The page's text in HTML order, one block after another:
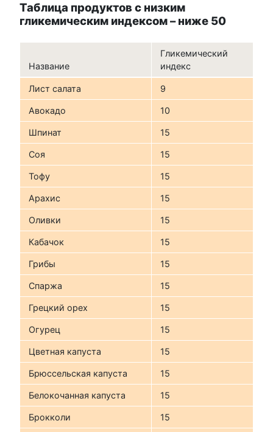
Таблица продуктов с низким
гликемическим индексом – ниже 50
Название
Гликемический
индекс
Лист салата 9
Авокадо 10
Шпинат 15
Соя 15
Тофу 15
Арахис 15
Оливки 15
Кабачок 15
Грибы 15
Спаржа 15
Грецкий орех 15
Огурец 15
Цветная капуста 15
Брюссельская капуста 15
Белокочанная капуста 15
Брокколи 15